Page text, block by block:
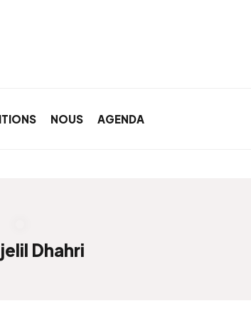
NOUS AGENDA
Dhahri